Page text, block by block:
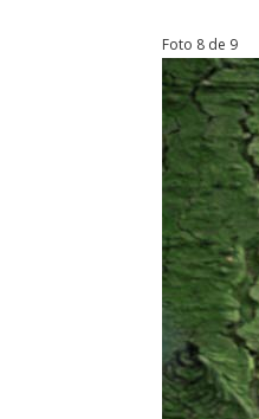
Foto 8 de 9